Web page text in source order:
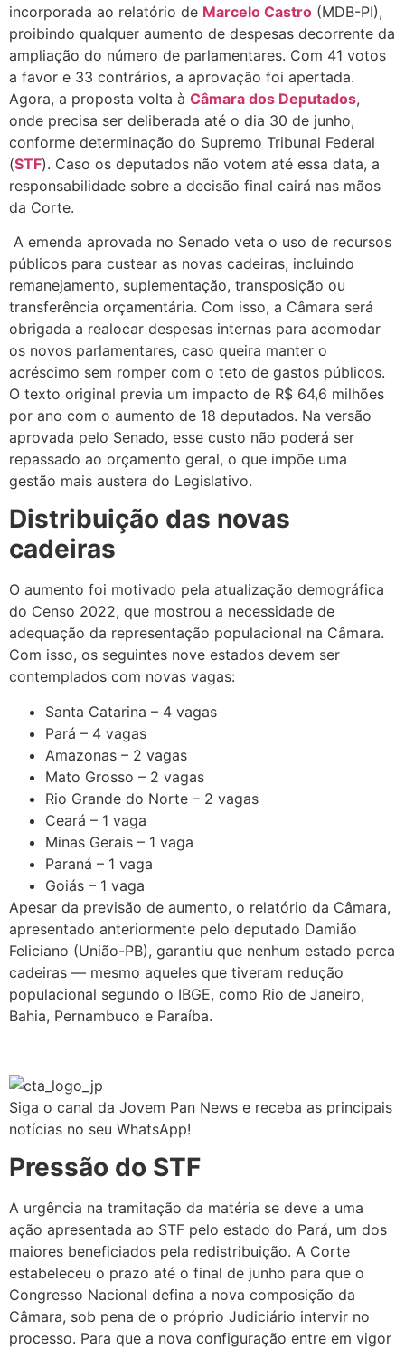
incorporada ao relatório de Marcelo Castro (MDB-PI),
proibindo qualquer aumento de despesas decorrente da
ampliação do número de parlamentares. Com 41 votos
a favor e 33 contrários, a aprovação foi apertada.
Agora, a proposta volta à Câmara dos Deputados,
onde precisa ser deliberada até o dia 30 de junho,
conforme determinação do Supremo Tribunal Federal
(STF). Caso os deputados não votem até essa data, a
responsabilidade sobre a decisão final cairá nas mãos
da Corte.
A emenda aprovada no Senado veta o uso de recursos
públicos para custear as novas cadeiras, incluindo
remanejamento, suplementação, transposição ou
transferência orçamentária. Com isso, a Câmara será
obrigada a realocar despesas internas para acomodar
os novos parlamentares, caso queira manter o
acréscimo sem romper com o teto de gastos públicos.
O texto original previa um impacto de R$ 64,6 milhões
por ano com o aumento de 18 deputados. Na versão
aprovada pelo Senado, esse custo não poderá ser
repassado ao orçamento geral, o que impõe uma
gestão mais austera do Legislativo.
Distribuição das novas
cadeiras
O aumento foi motivado pela atualização demográfica
do Censo 2022, que mostrou a necessidade de
adequação da representação populacional na Câmara.
Com isso, os seguintes nove estados devem ser
contemplados com novas vagas:
Santa Catarina – 4 vagas
Pará – 4 vagas
Amazonas – 2 vagas
Mato Grosso – 2 vagas
Rio Grande do Norte – 2 vagas
Ceará – 1 vaga
Minas Gerais – 1 vaga
Paraná – 1 vaga
Goiás – 1 vaga
Apesar da previsão de aumento, o relatório da Câmara,
apresentado anteriormente pelo deputado Damião
Feliciano (União-PB), garantiu que nenhum estado perca
cadeiras — mesmo aqueles que tiveram redução
populacional segundo o IBGE, como Rio de Janeiro,
Bahia, Pernambuco e Paraíba.
Siga o canal da Jovem Pan News e receba as principais
notícias no seu WhatsApp!
Pressão do STF
A urgência na tramitação da matéria se deve a uma
ação apresentada ao STF pelo estado do Pará, um dos
maiores beneficiados pela redistribuição. A Corte
estabeleceu o prazo até o final de junho para que o
Congresso Nacional defina a nova composição da
Câmara, sob pena de o próprio Judiciário intervir no
processo. Para que a nova configuração entre em vigor